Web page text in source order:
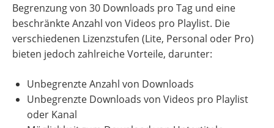
Begrenzung von 30 Downloads pro Tag und eine
beschränkte Anzahl von Videos pro Playlist. Die
verschiedenen Lizenzstufen (Lite, Personal oder Pro)
bieten jedoch zahlreiche Vorteile, darunter:
Unbegrenzte Anzahl von Downloads
Unbegrenzte Downloads von Videos pro Playlist
oder Kanal